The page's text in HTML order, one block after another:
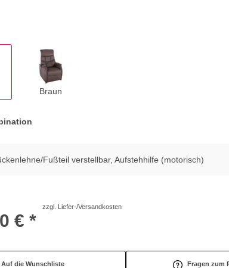
Braun
Fußteil verstellbar, Aufstehhilfe (motorisch)
€ *
zzgl. Liefer-/Versandkosten
Auf die Wunschliste Fragen zum